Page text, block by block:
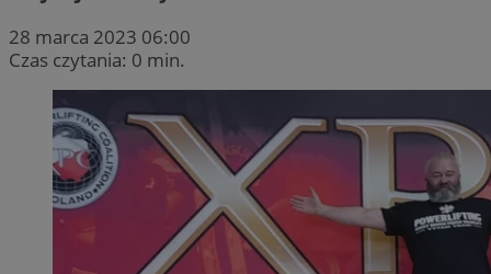
28 marca 2023 06:00
Czas czytania: 0 min.